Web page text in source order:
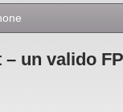
un valido